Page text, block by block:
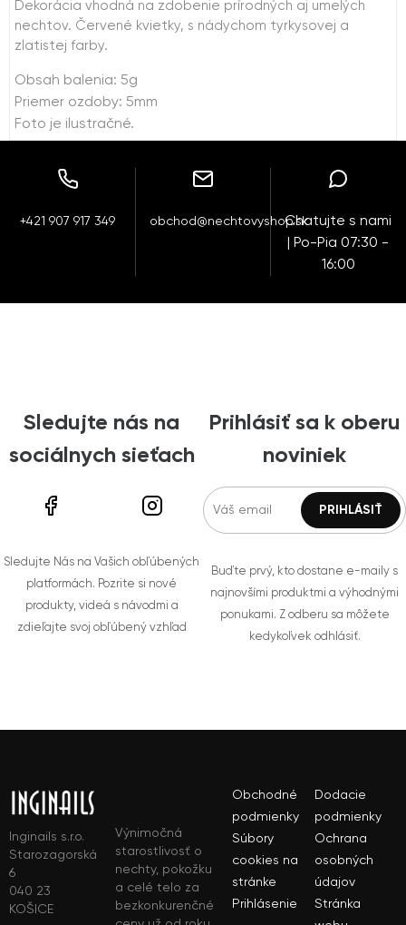
Dekorácia vhodná na zdobenie prírodných aj umelých
nechtov. Červené kvietky, s nádychom tyrkysovej a
zlatistej farby.
Obsah balenia: 5g
Priemer ozdoby: 5mm
Foto je ilustračné.
+421 907 917 349 obchod@nechtovyshop.skChatujte s nami
| Po-Pia 07:30 -
16:00
Sledujte nás na
sociálnych sieťach
Sledujte Nás na Vašich obľúbených
platformách. Pozrite si nové
produkty, videá s návodmi a
zdieľajte svoj obľúbený vzhľad
Prihlásiť sa k oberu
noviniek
Buďte prvý, kto dostane e-maily s
najnovšími produktmi a výhodnými
ponukami. Z odberu sa môžete
kedykoľvek odhlásiť.
Inginails s.r.o.
Starozagorská
6
040 23
KOŠICE
Výnimočná
starostlivosť o
nechty, pokožku
a celé telo za
bezkonkurenčné
Obchodné
podmienky
Dodacie
podmienky
Súbory
cookies na
stránke
Ochrana
osobných
údajov
Prihlásenie
Stránka